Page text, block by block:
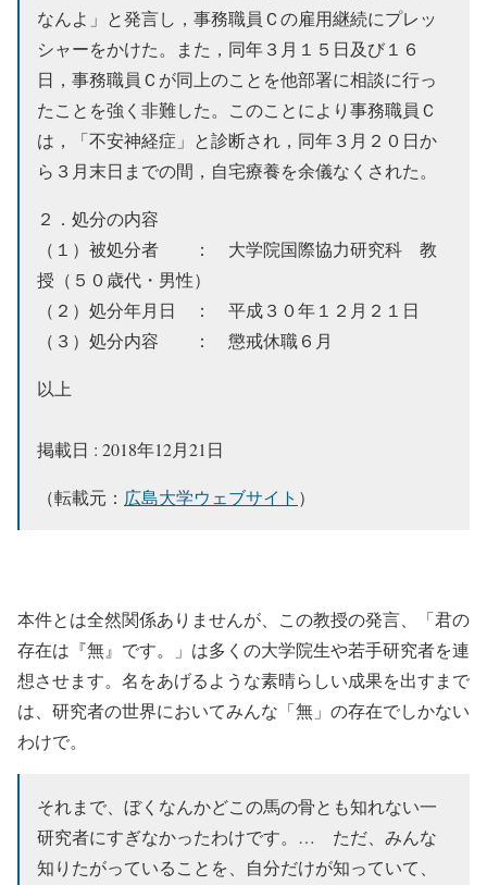
なんよ」と発言し，事務職員Ｃの雇用継続にプレッ
シャーをかけた。また，同年３月１５日及び１６
日，事務職員Ｃが同上のことを他部署に相談に行っ
たことを強く非難した。このことにより事務職員Ｃ
は，「不安神経症」と診断され，同年３月２０日か
ら３月末日までの間，自宅療養を余儀なくされた。
２．処分の内容
（１）被処分者 ： 大学院国際協力研究科 教
授（５０歳代・男性）
（２）処分年月日 ： 平成３０年１２月２１日
（３）処分内容 ： 懲戒休職６月
以上
掲載日 : 2018年12月21日
（転載元： 広島大学ウェブサイト ）
本件とは全然関係ありませんが、この教授の発言、「君の
存在は『無』です。」は多くの大学院生や若手研究者を連
想させます。名をあげるような素晴らしい成果を出すまで
は、研究者の世界においてみんな「無」の存在でしかない
わけで。
それまで、ぼくなんかどこの馬の骨とも知れない一
研究者にすぎなかったわけです。… ただ、みんな
知りたがっていることを、自分だけが知っていて、